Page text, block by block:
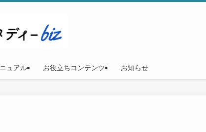
ュアル お役立ちコンテンツ お知らせ